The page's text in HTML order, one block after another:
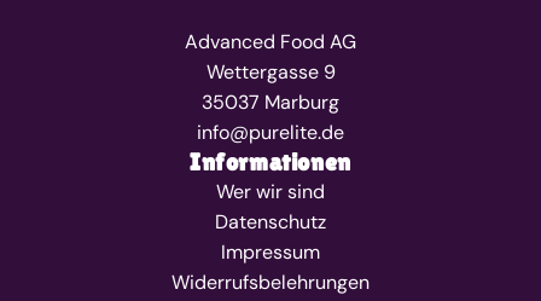
Advanced Food AG
Wettergasse 9
35037 Marburg
info@purelite.de
Informationen
Wer wir sind
Datenschutz
Impressum
Widerrufsbelehrungen